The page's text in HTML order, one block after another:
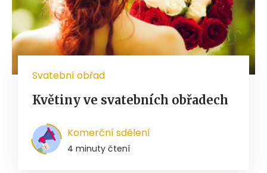
Svatební obřad
Květiny ve svatebních obřadech
Komerční sdělení
4 minuty čtení